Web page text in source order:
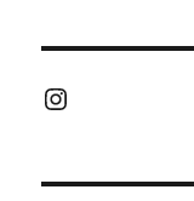
Instagram